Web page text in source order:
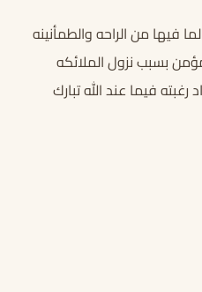
فيها من الراحه والطمأنينه
بسبب نزول الملائكه
فيما عند الله تبارك